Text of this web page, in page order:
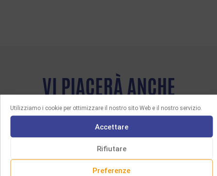
Utilizziamo i cookie per ottimizzare il nostro sito Web e il nostro servizio.
Accettare
Rifiutare
Preferenze
VI PIACERÀ ANCHE